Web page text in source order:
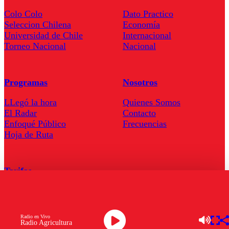
Radio Agricultura
Radio en Vivo
Colo Colo
Seleccion Chilena
Universidad de Chile
Torneo Nacional
Dato Practico
Economía
Internacional
Nacional
Programas
LLegó la hora
El Radar
Enfoqué Público
Hoja de Ruta
Nosotros
Quienes Somos
Contacto
Frecuencias
Tarifas